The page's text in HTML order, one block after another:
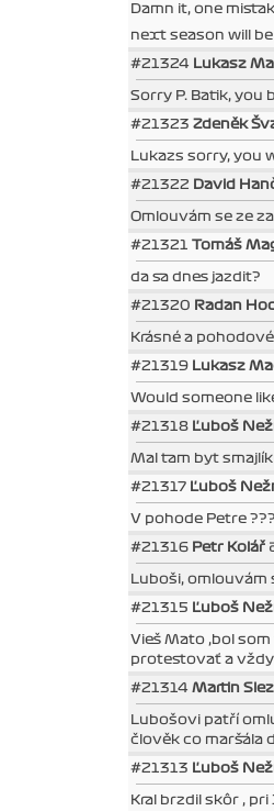
Damn it, one
next season will
#21324 Lukasz
Sorry P. Batik, you
#21323 Zdeněk
Lukazs sorry, you
#21322 David
Omlouvám se ze
#21321 Tomáš
da sa dnes jazdit?
#21320 Radan
Krásné a
#21319 Lukasz
Would someone
#21318 Ľuboš
Mal tam byt
#21317 Ľuboš
V pohode Petre
#21316 Petr Kolář
Luboši, omlouvám
#21315 Ľuboš
Vieš Mato ,bol
protestovať a vždy
#21314 Martin
Lubošovi patří
člověk co maršála
#21313 Ľuboš
Kral brzdil skôr ,